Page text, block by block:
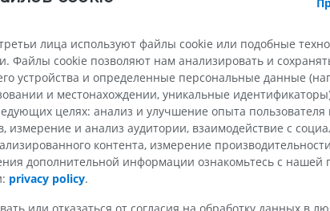
МРТ плечевого сустава
MPT
ПРЕМИУМ
МРТ запястья
MPT
ПРЕМИУМ
нижней
МРТ
MPT
лица используют файлы cookie или подобные
Файлы cookie позволяют нам анализировать и
устройства и определенные персональные данные
и местонахождении, уникальные
целях: анализ и улучшение опыта пользователя
измерение и анализ аудитории, взаимодействие с
контента, измерение
дополнительной информации ознакомьтесь с нашей
privacy policy.